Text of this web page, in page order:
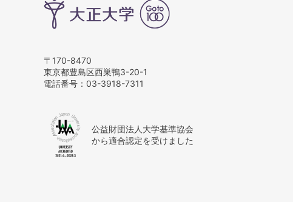
〒170-8470
東京都豊島区西巣鴨3-20-1
電話番号： 03-3918-7311
公益財団法人大学基準協会
から適合認定を受けました